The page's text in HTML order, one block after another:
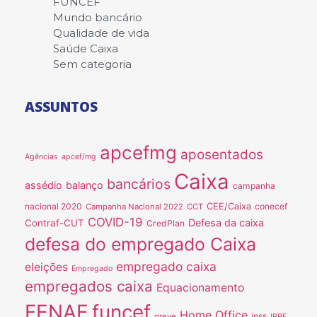
Mundo bancário
Qualidade de vida
Saúde Caixa
Sem categoria
ASSUNTOS
Agências apcef/mg apcefmg aposentados
assédio balanço bancários Caixa campanha
nacional 2020 Campanha Nacional 2022 CCT CEE/Caixa conecef
Contraf-CUT COVID-19 CredPlan Defesa da caixa
defesa do empregado Caixa
eleições Empregado empregado caixa
empregados caixa Equacionamento
FENAE funcef